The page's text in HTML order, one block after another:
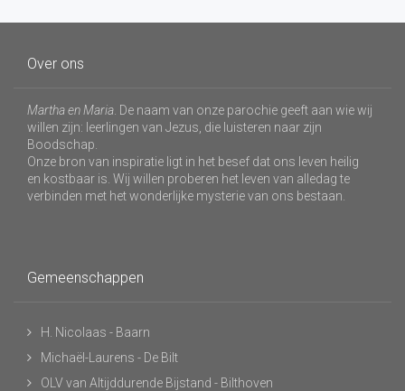
Over ons
Martha en Maria . De naam van onze parochie geeft aan wie wij
willen zijn: leerlingen van Jezus, die luisteren naar zijn
Boodschap.
Onze bron van inspiratie ligt in het besef dat ons leven heilig
en kostbaar is. Wij willen proberen het leven van alledag te
verbinden met het wonderlijke mysterie van ons bestaan.
Gemeenschappen
H. Nicolaas - Baarn
Michaël-Laurens - De Bilt
OLV van Altijddurende Bijstand - Bilthoven